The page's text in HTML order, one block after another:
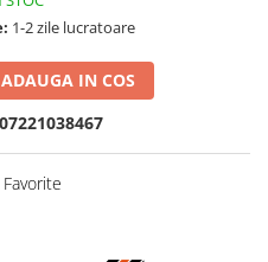
1-2 zile lucratoare
ADAUGA IN COS